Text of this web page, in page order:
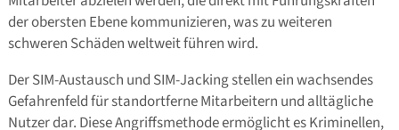
der obersten Ebene kommunizieren, was zu weiteren
schweren Schäden weltweit führen wird.
Der SIM-Austausch und SIM-Jacking stellen ein wachsendes
Gefahrenfeld für standortferne Mitarbeitern und alltägliche
Nutzer dar. Diese Angriffsmethode ermöglicht es Kriminellen,